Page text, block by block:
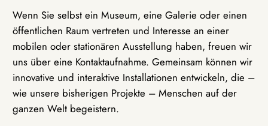
Wenn Sie selbst ein Museum, eine Galerie oder einen
öffentlichen Raum vertreten und Interesse an einer
mobilen oder stationären Ausstellung haben, freuen wir
uns über eine Kontaktaufnahme. Gemeinsam können wir
innovative und interaktive Installationen entwickeln, die –
wie unsere bisherigen Projekte – Menschen auf der
ganzen Welt begeistern.